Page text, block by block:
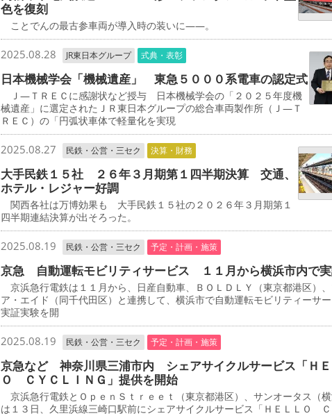
色を復刻
ことでんの最古参車両が導入時の装いに――。
2025.08.28 JR東日本グループ 式典・表彰
日本機械学会「機械遺産」 東急５０００系電車の認定式
Ｊ―ＴＲＥＣに感謝状など授与 日本機械学会の「２０２５年度機
械遺産」に選定されたＪＲ東日本グループの総合車両製作所（Ｊ―Ｔ
ＲＥＣ）の「円弧状車体で軽量化を実現
2025.08.27 民鉄・公営・三セク 決算・財務
大手民鉄１５社 ２６年３月期第１四半期決算 交通、
ホテル・レジャー好調
関西各社は万博効果も 大手民鉄１５社の２０２６年３月期第１
四半期連結決算が出そろった。
2025.08.19 民鉄・公営・三セク 予定・計画・施策
京急 自動運転モビリティサービス １１月から横浜市内で
京浜急行電鉄は１１月から、日産自動車、ＢＯＬＤＬＹ（東京都港区）、
ア・エイド（同千代田区）と連携して、横浜市で自動運転モビリティーサ
実証実験を開
2025.08.19 民鉄・公営・三セク 予定・計画・施策
京急など 神奈川県三浦市内 シェアサイクルサービス「ＨＥ
Ｏ ＣＹＣＬＩＮＧ」提供を開始
京浜急行電鉄とＯｐｅｎＳｔｒｅｅｔ（東京都港区）、サンオータス（横
は１３日、久里浜線三崎口駅前にシェアサイクルサービス「ＨＥＬＬＯ Ｃ